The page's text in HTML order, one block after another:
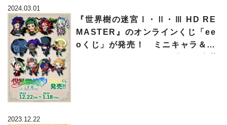
2024.03.01
『世界樹の迷宮Ⅰ・Ⅱ・Ⅲ HD RE
MASTER』のオンラインくじ「ee
oくじ」が発売！ ミニキャラ＆Gr
2023.12.22